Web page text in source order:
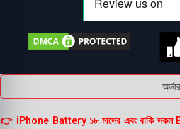
👉 iPhone Battery ১৮ মাসের এবং বাকি সকল